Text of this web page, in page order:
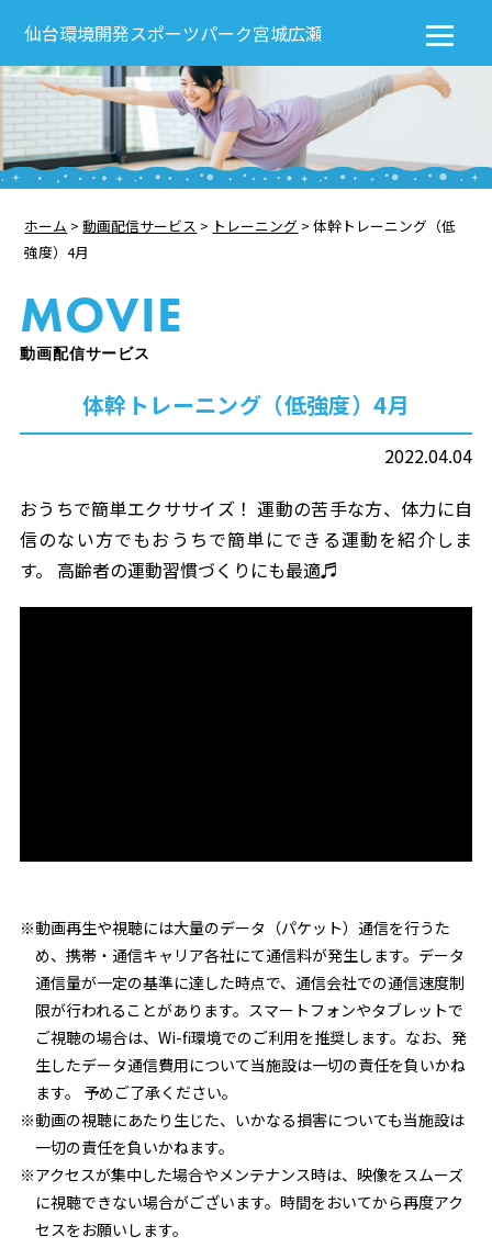
ホーム >動画配信サービス > トレーニング >体幹トレーニング（低
強度）4月
MOVIE
動画配信サービス
体幹トレーニング（低強度）4月
2022.04.04
おうちで簡単エクササイズ！ 運動の苦手な方、体力に自
信のない方でもおうちで簡単にできる運動を紹介しま
す。 高齢者の運動習慣づくりにも最適♬
※動画再生や視聴には大量のデータ（パケット）通信を行うた
め、携帯・通信キャリア各社にて通信料が発生します。データ
通信量が一定の基準に達した時点で、通信会社での通信速度制
限が行われることがあります。スマートフォンやタブレットで
ご視聴の場合は、Wi-fi環境でのご利用を推奨します。なお、発
生したデータ通信費用について当施設は一切の責任を負いかね
ます。 予めご了承ください。
※動画の視聴にあたり生じた、いかなる損害についても当施設は
一切の責任を負いかねます。
※アクセスが集中した場合やメンテナンス時は、映像をスムーズ
に視聴できない場合がございます。時間をおいてから再度アク
セスをお願いします。
仙台環境開発スポーツパーク宮城広瀬